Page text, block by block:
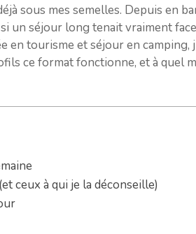
sous mes semelles. Depuis en
un séjour long tenait vraiment
en tourisme et séjour en camping,
ce format fonctionne, et à quel
ceux à qui je la déconseille)